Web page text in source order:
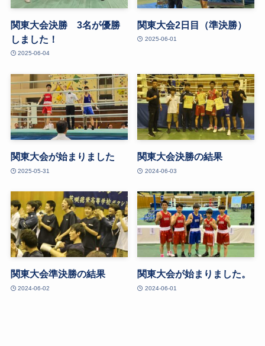
関東大会決勝 3名が優勝
しました！
2025-06-04
関東大会2日目（準決勝）
2025-06-01
関東大会が始まりました
2025-05-31
関東大会決勝の結果
2024-06-03
関東大会準決勝の結果
2024-06-02
関東大会が始まりました。
2024-06-01